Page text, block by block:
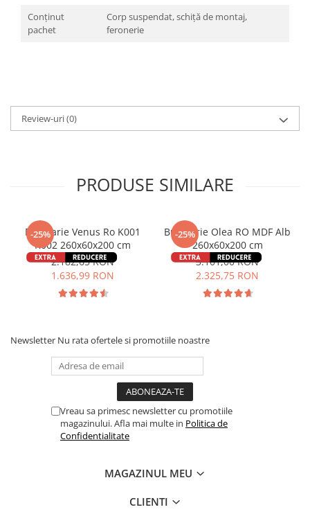
Conținut
pachet
Corp suspendat, schiță de montaj,
feronerie
Review-uri(0)
PRODUSE SIMILARE
-25%
Bucatarie Venus Ro K001
K002 260x60x200 cm
2.182,65 RON
1.636,99 RON
-25%
Bucătărie Olea RO MDF Alb
260x60x200 cm
3.101,00 RON
2.325,75 RON
Newsletter Nu rata ofertele si promotiile noastre
Vreau sa primesc newsletter cu promotiile
magazinului. Afla mai multe in Politica de
Confidentialitate
MAGAZINUL MEU
CLIENTI